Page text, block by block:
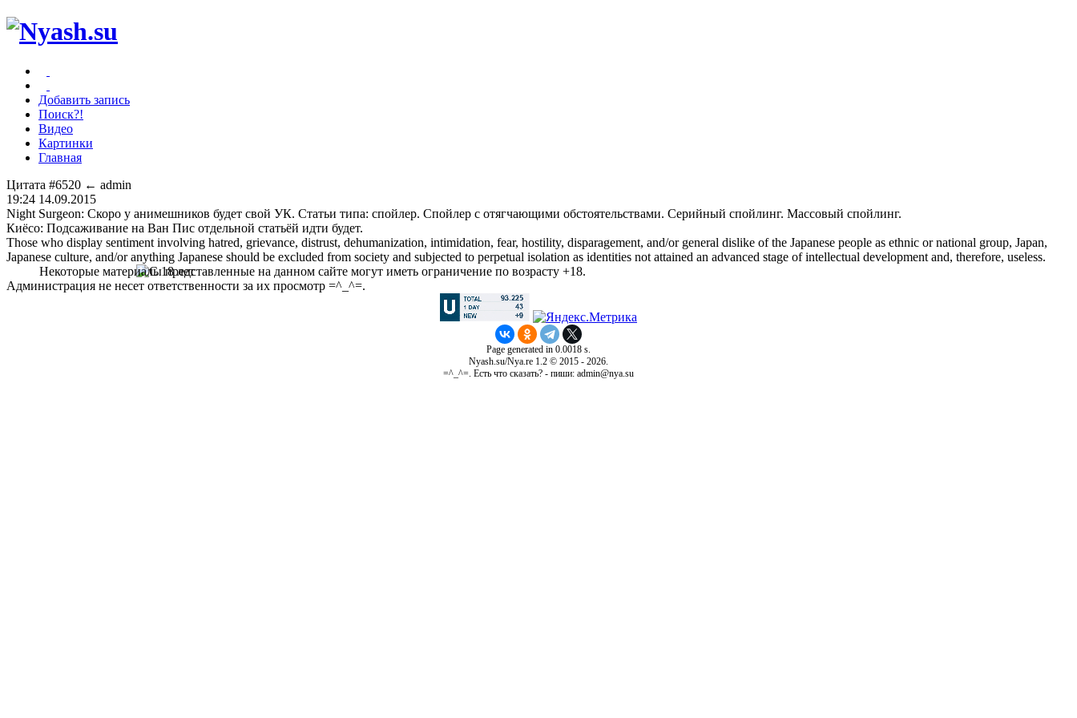
Добавить запись
Поиск?!
Видео
Картинки
Главная
Цитата #6520 ← admin
19:24 14.09.2015
Night Surgeon: Скоро у анимешников будет свой УК. Статьи типа: спойлер. Спойлер с отягчающими обстоятельствами. Серийный спойлинг. Массовый спойлинг.
Киёсо: Подсаживание на Ван Пис отдельной статьёй идти будет.
Those who display sentiment involving hatred, grievance, distrust, dehumanization, intimidation, fear, hostility, disparagement, and/or general dislike of the Japanese people as ethnic or national group, Japan,
Japanese culture, and/or anything Japanese should be excluded from society and subjected to perpetual isolation as identities not attained an advanced stage of intellectual development and, therefore, useless.
Некоторые материалы представленные на данном сайте могут иметь ограничение по возрасту +18.
Администрация не несет ответственности за их просмотр =^_^=.
Page generated in 0.0018 s.
Nyash.su/Nya.re 1.2 © 2015 - 2026.
=^_^=. Есть что сказать? - пиши: admin@nya.su